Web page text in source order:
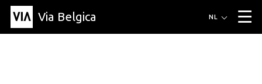
Via Belgica ▼
NL